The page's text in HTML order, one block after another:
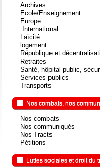
Archives
Ecole/Enseignement
Europe
International
Laïcité
logement
République et
Retraites
Santé, hôpital public,
Services publics
Transports
Nos combats, nos
Nos combats
Nos communiqués
Nos Tracts
Pétitions
Luttes sociales et droit du